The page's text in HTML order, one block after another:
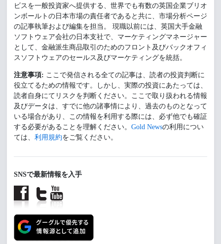
ビスを一般投資家へ提供する、世界でも有数の英国企業ブリオ
ンボールトの日本市場の責任者であると共に、市場分析ページ
の記事執筆および編集を担当。 現職以前には、英国大手金融
ソフトウェア会社の日本支社で、マーケティングマネージャー
として、金融派生商品取引のためのフロント及びバックオフィ
スソフトウェアのセールス及びマーケティングを統括。
注意事項: ここで発信される全ての記事は、読者の投資判断に
役立てるための情報です。しかし、実際の投資にあたっては、
読者自身にてリスクを判断ください。ここで取り扱われる情報
及びデータは、すでに他の諸事情により、過去のものとなって
いる場合があり、この情報を利用する際には、必ず他でも確証
する必要があることを理解ください。 Gold Newsの利用につい
ては、 利用規約をご覧ください。
SNSで最新情報を入手